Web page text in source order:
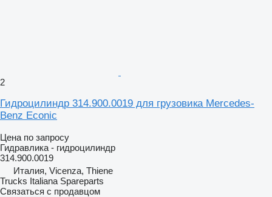
2
Гидроцилиндр 314.900.0019 для грузовика Mercedes-
Benz Econic
Цена по запросу
Гидравлика - гидроцилиндр
314.900.0019
Италия, Vicenza, Thiene
Trucks Italiana Spareparts
Связаться с продавцом